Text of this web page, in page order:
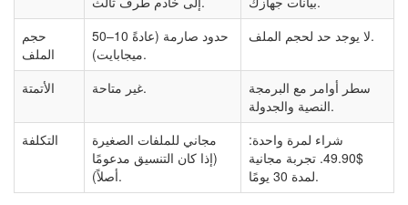
حجم
الملف
حدود صارمة (عادةً 10–50
ميجابايت).
لا يوجد حد لحجم الملف.
الأتمتة غير متاحة.
سطر أوامر مع البرمجة
النصية والجدولة.
التكلفة
مجاني للملفات الصغيرة
(إذا كان التنسيق مدعومًا
أصلاً).
شراء لمرة واحدة:
$49.90. تجربة مجانية
لمدة 30 يومًا.